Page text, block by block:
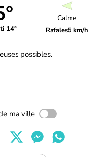
14°
Calme
Rafales5 km/h
possibles.
ma ville